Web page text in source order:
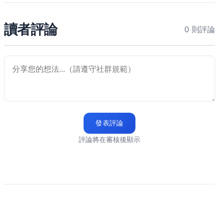
讀者評論 0 則評論
發表評論
評論將在審核後顯示